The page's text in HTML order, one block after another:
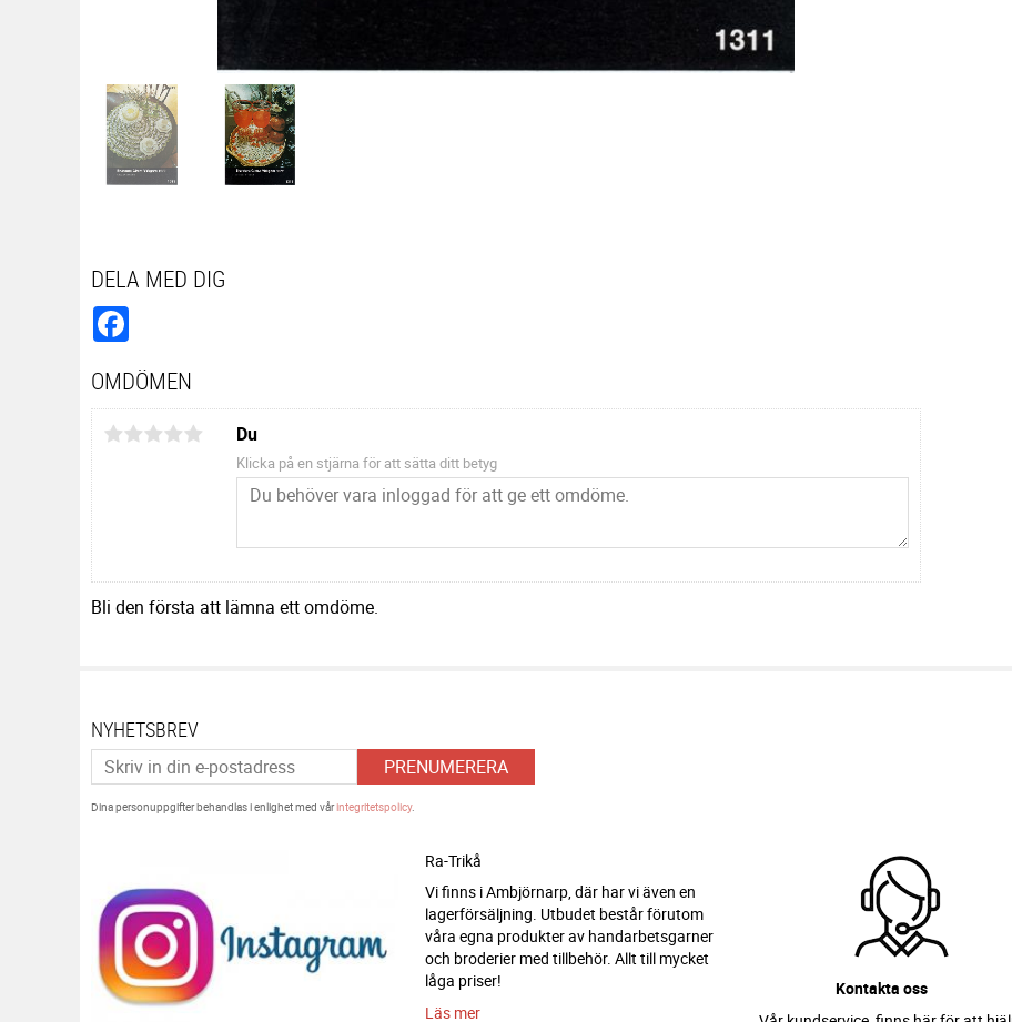
DELA MED DIG
OMDÖMEN
Du
Klicka på en stjärna för att sätta ditt betyg
Bli den första att lämna ett omdöme.
NYHETSBREV
PRENUMERERA
Dina personuppgifter behandlas i enlighet med vårintegritetspolicy.
Ra-Trikå
Vi finns i Ambjörnarp, där har vi även en
lagerförsäljning. Utbudet består förutom
våra egna produkter av handarbetsgarner
och broderier med tillbehör. Allt till mycket
låga priser!
Läs mer
Kontakta oss